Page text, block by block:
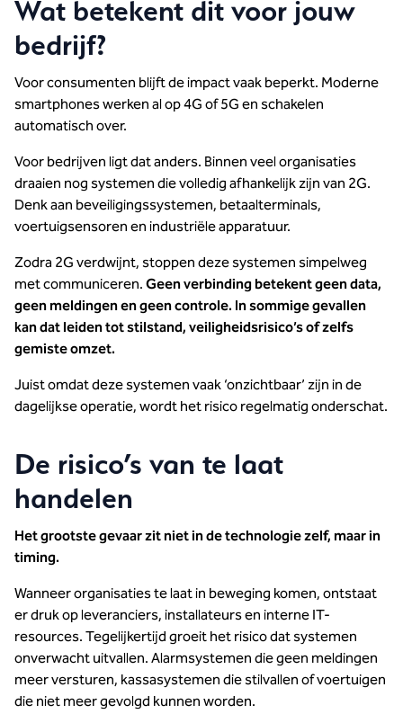
Wat betekent dit voor jouw
bedrijf?
Voor consumenten blijft de impact vaak beperkt. Moderne
smartphones werken al op 4G of 5G en schakelen
automatisch over.
Voor bedrijven ligt dat anders. Binnen veel organisaties
draaien nog systemen die volledig afhankelijk zijn van 2G.
Denk aan beveiligingssystemen, betaalterminals,
voertuigsensoren en industriële apparatuur.
Zodra 2G verdwijnt, stoppen deze systemen simpelweg
met communiceren.Geen verbinding betekent geen data,
geen meldingen en geen controle. In sommige gevallen
kan dat leiden tot stilstand, veiligheidsrisico’s of zelfs
gemiste omzet.
Juist omdat deze systemen vaak ‘onzichtbaar’ zijn in de
dagelijkse operatie, wordt het risico regelmatig onderschat.
De risico’s van te laat
handelen
Het grootste gevaar zit niet in de technologie zelf, maar in
timing.
Wanneer organisaties te laat in beweging komen, ontstaat
er druk op leveranciers, installateurs en interne IT-
resources. Tegelijkertijd groeit het risico dat systemen
onverwacht uitvallen. Alarmsystemen die geen meldingen
meer versturen, kassasystemen die stilvallen of voertuigen
die niet meer gevolgd kunnen worden.